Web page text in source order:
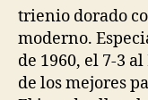
trienio dorado
moderno.
de 1960, el 7-3
de los mejores